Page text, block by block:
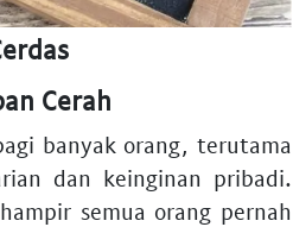
Cerah
banyak orang, terutama
dan keinginan pribadi.
semua orang pernah